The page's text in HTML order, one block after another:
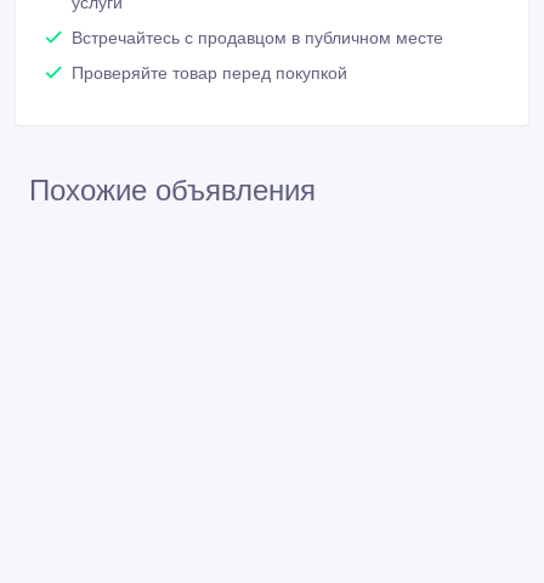
Встречайтесь с продавцом в публичном месте
Проверяйте товар перед покупкой
Похожие объявления